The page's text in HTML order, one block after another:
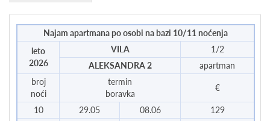
Najam apartmana po osobi na bazi 10/11 noćenja
leto
2026
VILA
1/2
ALEKSANDRA 2
apartman
broj
noći
termin
boravka
€
10 29.05 08.06
129